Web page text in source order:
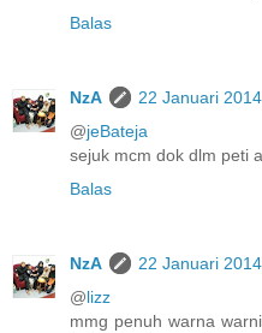
Balas
NzA
22 Januari
@jeBateja
sejuk mcm dok dlm peti
Balas
NzA
22 Januari
@lizz
mmg penuh warna